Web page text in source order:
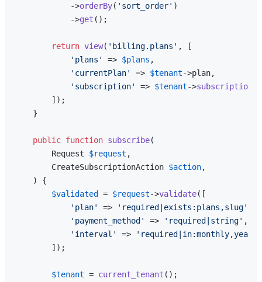
            ->
orderBy( 'sort_order' )
            ->
get ();
return view( 'billing.plans' , [
'plans'
=> $plans ,
'currentPlan'
=> $tenant->plan,
'subscription'
=> $tenant->subscription
        ]);
    }
public function subscribe(
        Request
$request ,
        CreateSubscriptionAction
$action,
) {
$validated
= $request->validate([
'plan'
=> 'required|exists:plans,slug'
'payment_method'
=> 'required|string' ,
'interval'
=>
        ]);
$tenant = current_tenant ();